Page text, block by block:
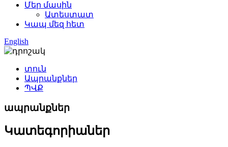
Մեր մասին
Ատեստատ
Կապ մեզ հետ
English
տուն
Ապրանքներ
ՊՎՔ
ապրանքներ
Կատեգորիաներ